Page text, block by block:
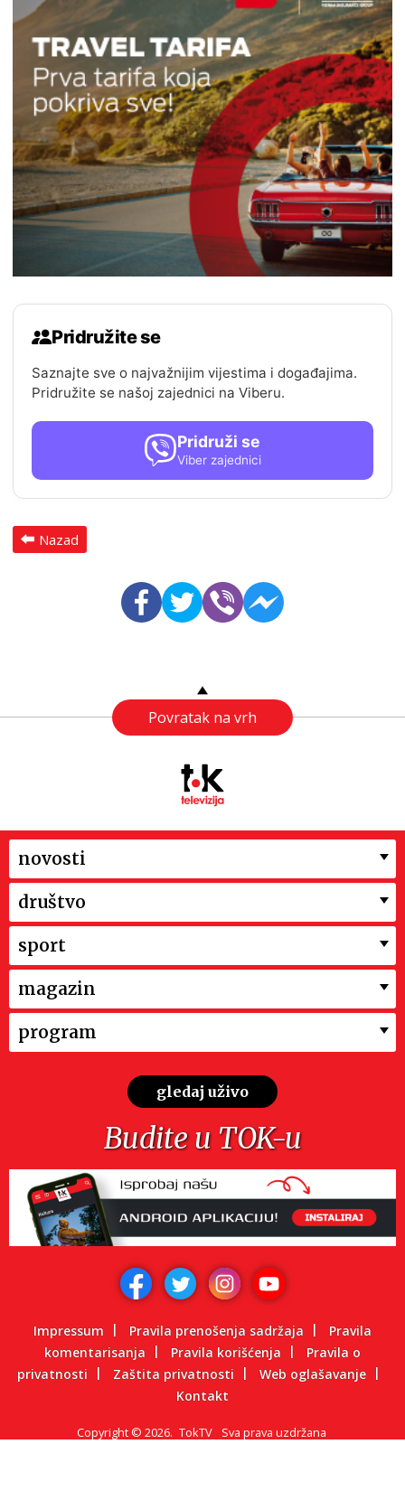
Pridružite se
Saznajte sve o najvažnijim vijestima i događajima.
Pridružite se našoj zajednici na Viberu.
Pridruži se
Viber zajednici
Nazad
Povratak na vrh
novosti
društvo
sport
magazin
program
gledaj uživo
Budite u TOK-u
Impressum Pravila prenošenja sadržaja
Pravila
komentarisanja
Pravila korišćenja
Pravila o
privatnosti
Zaštita privatnosti
Web oglašavanje
Kontakt
Copyright © 2026. TokTV Sva prava uzdržana